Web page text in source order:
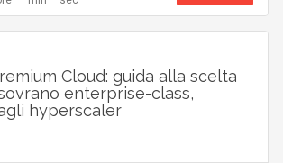
Cloud: guida alla scelta
enterprise-class,
hyperscaler